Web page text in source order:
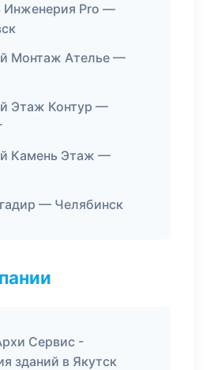
Инженерия Pro —
Монтаж Ателье —
Этаж Контур —
Камень Этаж —
— Челябинск
Сервис -
зданий в Якутск